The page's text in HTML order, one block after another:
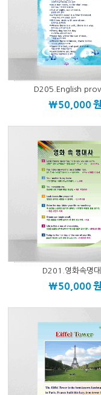
D205.English
\50,000
D201.영화속명
\50,000